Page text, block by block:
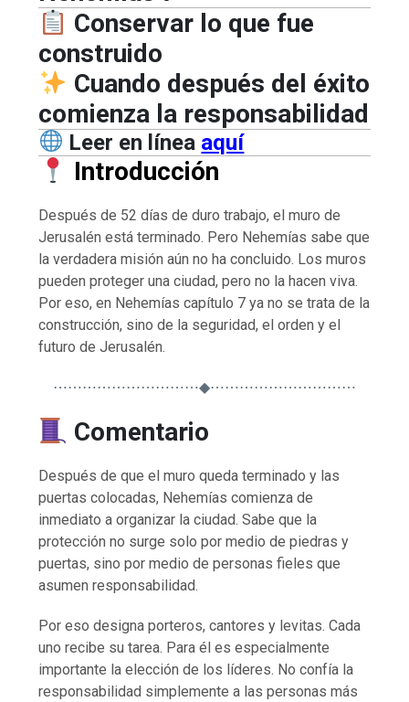
Conservar lo que fue
construido
Cuando después del éxito
comienza la responsabilidad
Leer en línea aquí
Introducción
Después de 52 días de duro trabajo, el muro de
Jerusalén está terminado. Pero Nehemías sabe que
la verdadera misión aún no ha concluido. Los muros
pueden proteger una ciudad, pero no la hacen viva.
Por eso, en Nehemías capítulo 7 ya no se trata de la
construcción, sino de la seguridad, el orden y el
futuro de Jerusalén.
⋯⋯⋯⋯⋯⋯⋯⋯⋯⋯◆⋯⋯⋯⋯⋯⋯⋯⋯⋯⋯
Comentario
Después de que el muro queda terminado y las
puertas colocadas, Nehemías comienza de
inmediato a organizar la ciudad. Sabe que la
protección no surge solo por medio de piedras y
puertas, sino por medio de personas fieles que
asumen responsabilidad.
Por eso designa porteros, cantores y levitas. Cada
uno recibe su tarea. Para él es especialmente
importante la elección de los líderes. No confía la
responsabilidad simplemente a las personas más